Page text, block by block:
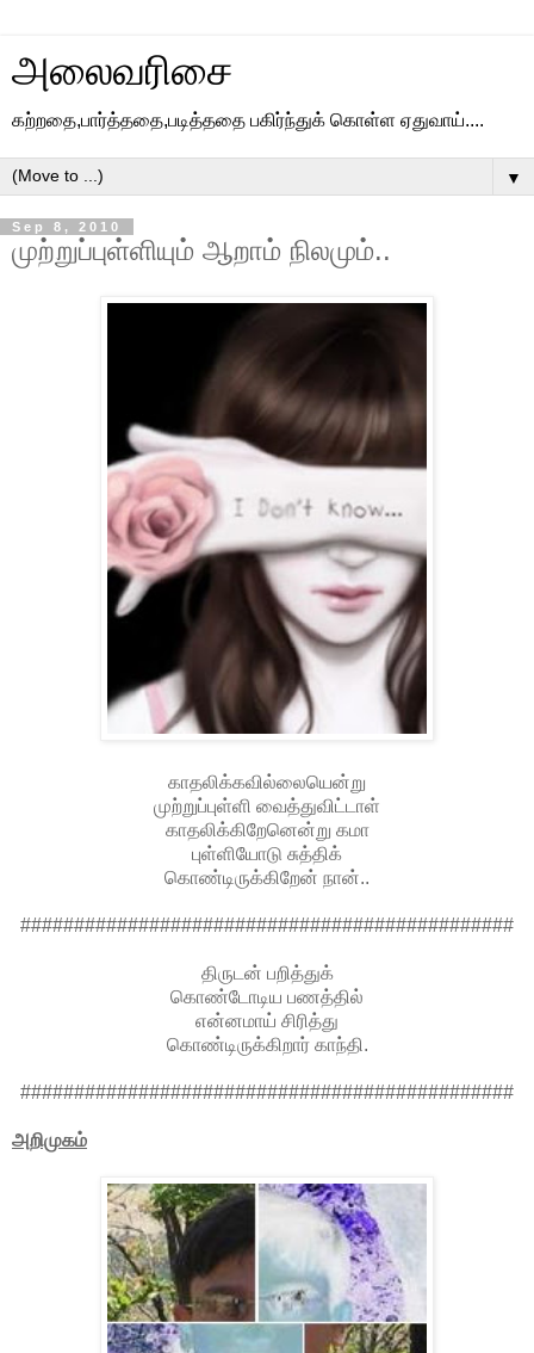
அலைவரிசை
கற்றதை,பார்த்ததை,படித்ததை பகிர்ந்துக் கொள்ள ஏதுவாய்....
▼
Sep 8, 2010
முற்றுப்புள்ளியும் ஆறாம் நிலமும்..
காதலிக்கவில்லையென்று
முற்றுப்புள்ளி வைத்துவிட்டாள்
காதலிக்கிறேனென்று கமா
புள்ளியோடு சுத்திக்
கொண்டிருக்கிறேன் நான்..
##############################################
திருடன் பறித்துக்
கொண்டோடிய பணத்தில்
என்னமாய் சிரித்து
கொண்டிருக்கிறார் காந்தி.
##############################################
அறிமுகம்